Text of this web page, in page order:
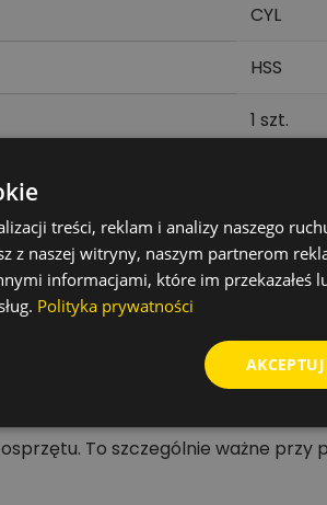
CYL
HSS
1 szt.
jakości pracy. Dzięki
do zadania.
To szczególnie ważne przy
treści, reklam i analizy naszego
z naszej witryny, naszym partnerom
informacjami, które im przekazałeś
Polityka prywatności